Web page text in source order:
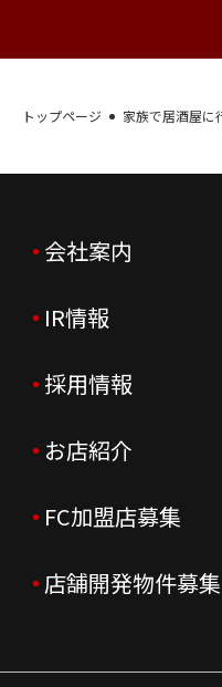
トップページ 家族で居酒屋に
会社案内
会社案内TOP
ご挨拶
会社概要
会社沿革
企業理念
IR情報
IR情報TOP
ニュースリリース
月次売上
決算資料
採用情報
採用情報TOP
新卒採用
中途採用
お店紹介
店舗を探す・予約する
よくあるご質問
FC加盟店募集
FC加盟店募集TOP
店舗開発物件募集